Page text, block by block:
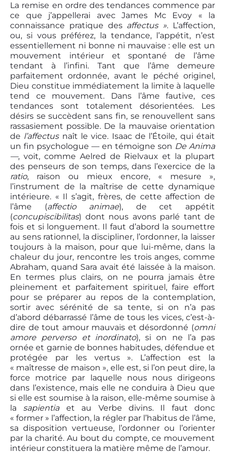
La remise en ordre des tendances commence par
ce que j’appellerai avec James Mc Evoy « la
connaissance pratique des affectus ». L’affection,
ou, si vous préférez, la tendance, l’appétit, n’est
essentiellement ni bonne ni mauvaise : elle est un
mouvement intérieur et spontané de l’âme
tendant à l’infini. Tant que l’âme demeure
parfaitement ordonnée, avant le péché originel,
Dieu constitue immédiatement la limite à laquelle
tend ce mouvement. Dans l’âme fautive, ces
tendances sont totalement désorientées. Les
désirs se succèdent sans fin, se renouvellent sans
rassasiement possible. De la mauvaise orientation
de l’affectusnaît le vice. Isaac de l’Étoile, qui était
un fin psychologue — en témoigne son De Anima
—, voit, comme Aelred de Rielvaux et la plupart
des penseurs de son temps, dans l’exercice de la
ratio, raison ou mieux encore, « mesure »,
l’instrument de la maîtrise de cette dynamique
intérieure. « Il s’agit, frères, de cette affection de
l’âme (affectio animae), de cet appétit
(concupiscibilitas) dont nous avons parlé tant de
fois et si longuement. Il faut d’abord la soumettre
au sens rationnel, la discipliner, l’ordonner, la laisser
toujours à la maison, pour que lui-même, dans la
chaleur du jour, rencontre les trois anges, comme
Abraham, quand Sara avait été laissée à la maison.
En termes plus clairs, on ne pourra jamais être
pleinement et parfaitement spirituel, faire effort
pour se préparer au repos de la contemplation,
sortir avec sérénité de sa tente, si on n’a pas
d’abord débarrassé l’âme de tous les vices, c’est-à-
dire de tout amour mauvais et désordonné (omni
amore perverso et inordinato), si on ne l’a pas
ornée et garnie de bonnes habitudes, défendue et
protégée par les vertus ». L’affection est la
« maîtresse de maison », elle est, si l’on peut dire, la
force motrice par laquelle nous nous dirigeons
dans l’existence, mais elle ne conduira à Dieu que
si elle est soumise à la raison, elle-même soumise à
la sapientiaet au Verbe divins. Il faut donc
« former » l’affection, la régler par l’habitus de l’âme,
sa disposition vertueuse, l’ordonner ou l’orienter
par la charité. Au bout du compte, ce mouvement
intérieur constituera la matière même de l’amour.